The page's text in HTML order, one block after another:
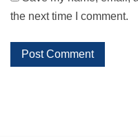
the next time I comment.